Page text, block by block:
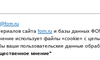
сайта fom.ru и базы данных
использует файлы «cookie» с
ваши пользовательские данные
мнение"